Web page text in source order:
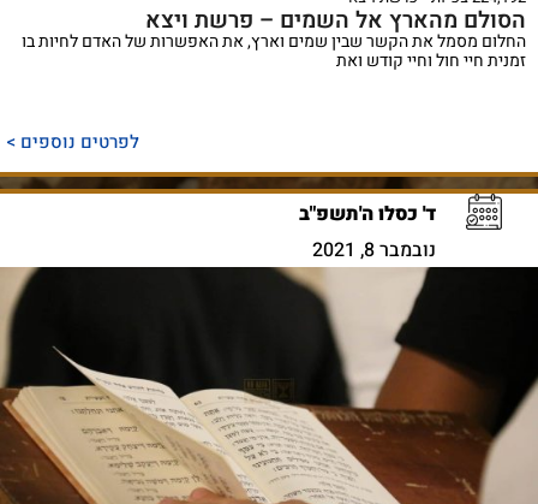
הסולם מהארץ אל השמים – פרשת ויצא
החלום מסמל את הקשר שבין שמים וארץ, את האפשרות של האדם לחיות בו
זמנית חיי חול וחיי קודש ואת
לפרטים נוספים >
ד' כסלו ה'תשפ"ב
נובמבר 8, 2021